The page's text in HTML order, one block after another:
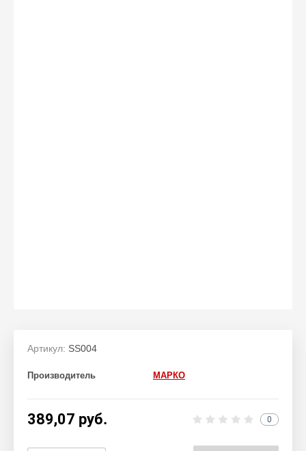
Артикул: SS004
Производитель МАРКО
389,07 руб. 0